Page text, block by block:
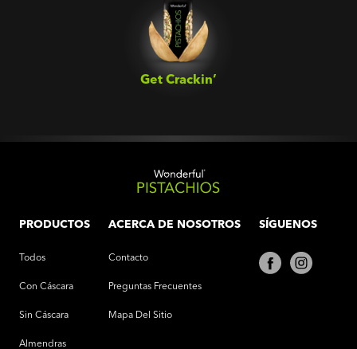
Get Crackin’‎
PRODUCTOS
Todos
Con Cáscara
Sin Cáscara
Almendras
ACERCA DE NOSOTROS
Contacto
Preguntas Frecuentes
Mapa Del Sitio
SÍGUENOS